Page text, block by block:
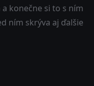
konečne si to s ním
ním skrýva aj ďalšie